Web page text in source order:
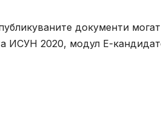
документи
ИСУН 2020, модул Е-